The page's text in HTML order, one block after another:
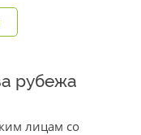
рубежа
лицам со